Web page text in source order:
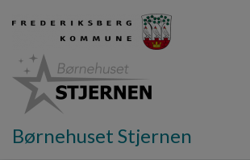
Børnehuset Stjernen
Åbningstider og lukkedage